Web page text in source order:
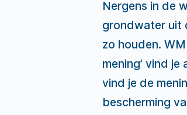
Nergens in de
grondwater uit
zo houden.
mening’ vind
vind je de
bescherming